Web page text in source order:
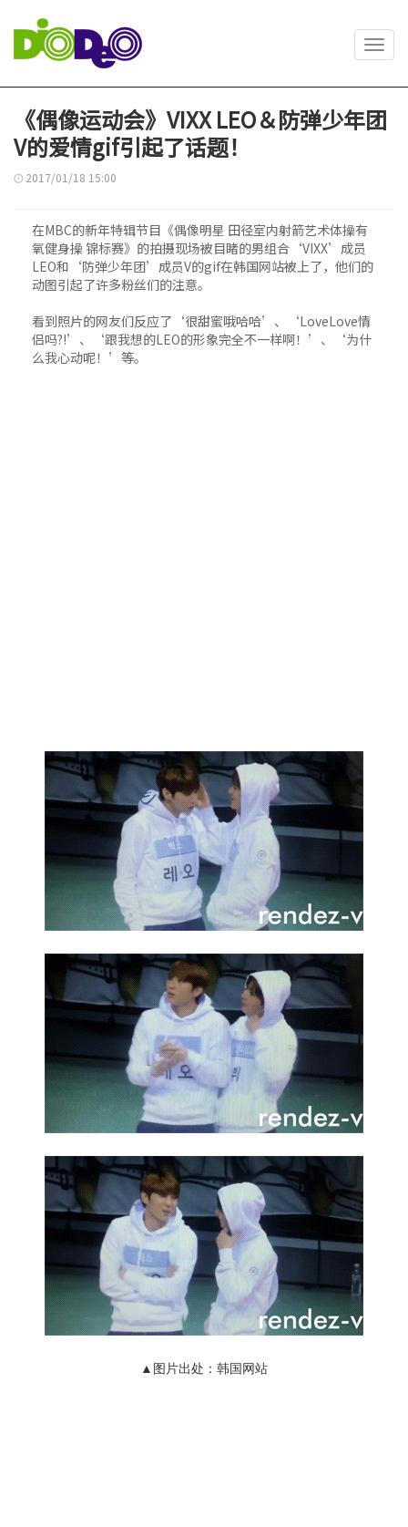
《偶像运动会》VIXX LEO＆防弹少年团
V的爱情gif引起了话题！
2017/01/18 15:00
在MBC的新年特辑节目《偶像明星 田径室内射箭艺术体操有
氧健身操 锦标赛》的拍摄现场被目睹的男组合‘VIXX’成员
LEO和‘防弹少年团’成员V的gif在韩国网站被上了，他们的
动图引起了许多粉丝们的注意。
看到照片的网友们反应了‘很甜蜜哦哈哈’、‘LoveLove情
侣吗?!’、‘跟我想的LEO的形象完全不一样啊！’、‘为什
么我心动呢！’等。
▲图片出处：韩国网站